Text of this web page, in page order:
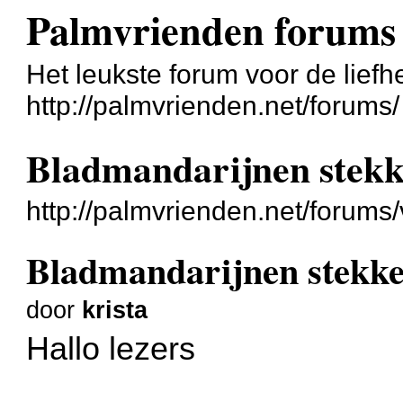
Palmvrienden forums
Het leukste forum voor de
http://palmvrienden.net/forums/
Bladmandarijnen
http://palmvrienden.net/
Bladmandarijnen
door krista
Hallo lezers